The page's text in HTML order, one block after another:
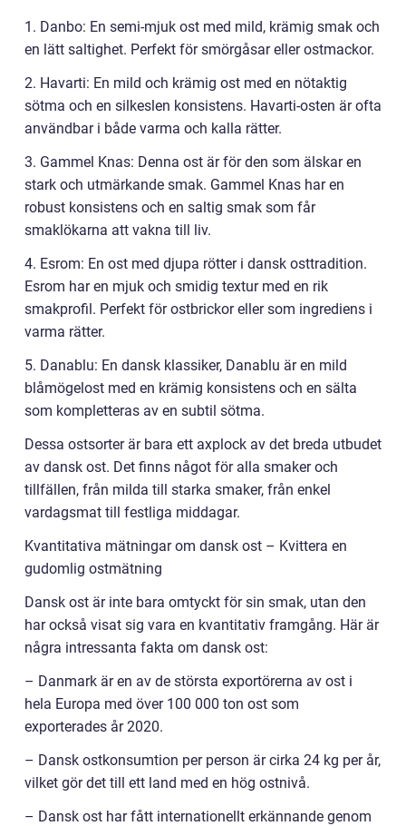
1. Danbo: En semi-mjuk ost med mild, krämig smak och
en lätt saltighet. Perfekt för smörgåsar eller ostmackor.
2. Havarti: En mild och krämig ost med en nötaktig
sötma och en silkeslen konsistens. Havarti-osten är ofta
användbar i både varma och kalla rätter.
3. Gammel Knas: Denna ost är för den som älskar en
stark och utmärkande smak. Gammel Knas har en
robust konsistens och en saltig smak som får
smaklökarna att vakna till liv.
4. Esrom: En ost med djupa rötter i dansk osttradition.
Esrom har en mjuk och smidig textur med en rik
smakprofil. Perfekt för ostbrickor eller som ingrediens i
varma rätter.
5. Danablu: En dansk klassiker, Danablu är en mild
blåmögelost med en krämig konsistens och en sälta
som kompletteras av en subtil sötma.
Dessa ostsorter är bara ett axplock av det breda utbudet
av dansk ost. Det finns något för alla smaker och
tillfällen, från milda till starka smaker, från enkel
vardagsmat till festliga middagar.
Kvantitativa mätningar om dansk ost – Kvittera en
gudomlig ostmätning
Dansk ost är inte bara omtyckt för sin smak, utan den
har också visat sig vara en kvantitativ framgång. Här är
några intressanta fakta om dansk ost:
– Danmark är en av de största exportörerna av ost i
hela Europa med över 100 000 ton ost som
exporterades år 2020.
– Dansk ostkonsumtion per person är cirka 24 kg per år,
vilket gör det till ett land med en hög ostnivå.
– Dansk ost har fått internationellt erkännande genom